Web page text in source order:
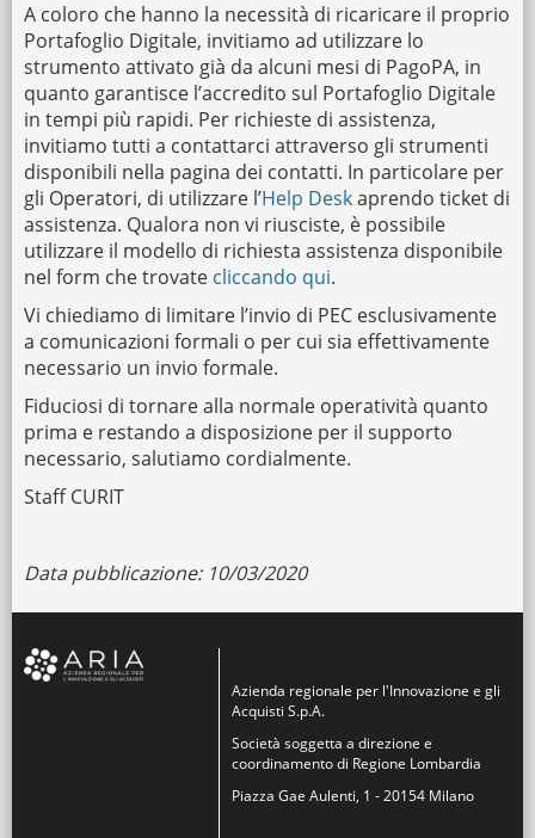
A coloro che hanno la necessità di ricaricare il proprio
Portafoglio Digitale, invitiamo ad utilizzare lo
strumento attivato già da alcuni mesi di PagoPA, in
quanto garantisce l’accredito sul Portafoglio Digitale
in tempi più rapidi. Per richieste di assistenza,
invitiamo tutti a contattarci attraverso gli strumenti
disponibili nella pagina dei contatti. In particolare per
gli Operatori, di utilizzare l’Help Deskaprendo ticket di
assistenza. Qualora non vi riusciste, è possibile
utilizzare il modello di richiesta assistenza disponibile
nel form che trovate cliccando qui.
Vi chiediamo di limitare l’invio di PEC esclusivamente
a comunicazioni formali o per cui sia effettivamente
necessario un invio formale.
Fiduciosi di tornare alla normale operatività quanto
prima e restando a disposizione per il supporto
necessario, salutiamo cordialmente.
Staff CURIT
Data pubblicazione: 10/03/2020
Azienda regionale per l'Innovazione e gli
Acquisti S.p.A.
Società soggetta a direzione e
coordinamento di Regione Lombardia
Piazza Gae Aulenti, 1 - 20154 Milano